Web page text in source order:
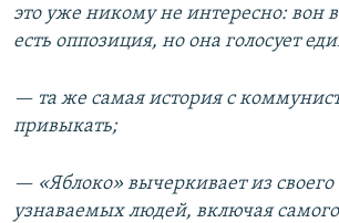
это уже никому не интересно: вон
есть оппозиция, но она голосует
— та же самая история с
привыкать;
— «Яблоко» вычеркивает из своего
узнаваемых людей, включая